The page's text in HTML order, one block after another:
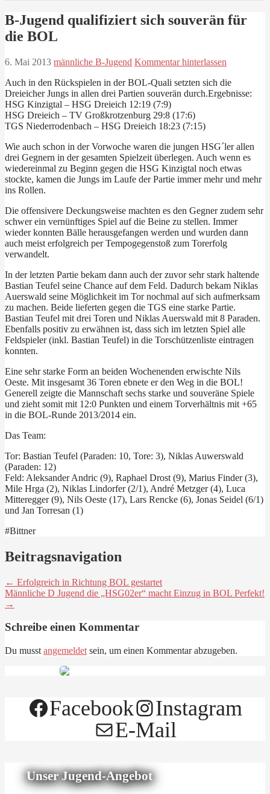
B-Jugend qualifiziert sich souverän für
die BOL
6. Mai 2013 männliche B-Jugend Kommentar hinterlassen
Auch in den Rückspielen in der BOL-Quali setzten sich die
Dreieicher Jungs in allen drei Partien souverän durch.Ergebnisse:
HSG Kinzigtal – HSG Dreieich 12:19 (7:9)
HSG Dreieich – TV Großkrotzenburg 29:8 (17:6)
TGS Niederrodenbach – HSG Dreieich 18:23 (7:15)
Wie auch schon in der Vorwoche waren die jungen HSG´ler allen
drei Gegnern in der gesamten Spielzeit überlegen. Auch wenn es
wiedereinmal zu Beginn gegen die HSG Kinzigtal noch etwas
stockte, kamen die Jungs im Laufe der Partie immer mehr und mehr
ins Rollen.
Die offensivere Deckungsweise machten es den Gegner zudem sehr
schwer ein vernünftiges Spiel auf die Beine zu stellen. Immer
wieder konnten Bälle herausgefangen werden und wurden dann
auch meist erfolgreich per Tempogegenstoß zum Torerfolg
verwandelt.
In der letzten Partie bekam dann auch der zuvor sehr stark haltende
Bastian Teufel seine Chance auf dem Feld. Dadurch bekam Niklas
Auerswald seine Möglichkeit im Tor nochmal auf sich aufmerksam
zu machen. Beide lieferten gegen die TGS eine starke Partie.
Bastian Teufel mit drei Toren und Niklas Auerswald mit 8 Paraden.
Ebenfalls positiv zu erwähnen ist, dass sich im letzten Spiel alle
Feldspieler (inkl. Bastian Teufel) in die Torschützenliste eintragen
konnten.
Eine sehr starke Form an beiden Wochenenden erwischte Nils
Oeste. Mit insgesamt 36 Toren ebnete er den Weg in die BOL!
Generell zeigte die Mannschaft sechs starke und souveräne Spiele
und zieht somit mit 12:0 Punkten und einem Torverhältnis mit +65
in die BOL-Runde 2013/2014 ein.
Das Team:
Tor: Bastian Teufel (Paraden: 10, Tore: 3), Niklas Auwerswald
(Paraden: 12)
Feld: Aleksander Andric (9), Raphael Drost (9), Marius Finder (3),
Mile Hrga (2), Niklas Lindorfer (2/1), André Metzger (4), Luca
Mitteregger (9), Nils Oeste (17), Lars Rencke (6), Jonas Seidel (6/1)
und Jan Torresan (1)
#Bittner
Beitragsnavigation
← Erfolgreich in Richtung BOL gestartet
Männliche D Jugend die „HSG02er“ macht Einzug in BOL Perfekt!
→
Schreibe einen Kommentar
Du musst angemeldet sein, um einen Kommentar abzugeben.
Facebook
Instagram
E-Mail
Unser Jugend-Angebot